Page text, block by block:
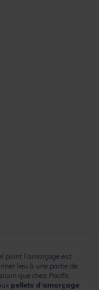
point l’amorçage est
lieu à une partie de
que chez Pacific
pellets d’amorçage